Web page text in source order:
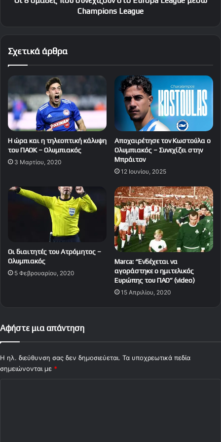
Champions League
Σχετικά άρθρα
H ώρα και η τηλεοπτική κάλυψη
του ΠΑΟΚ – Ολυμπιακός
3 Μαρτίου, 2020
Αποχαιρέτησε τον Κωστούλα ο
Ολυμπιακός – Συνεχίζει στην
Μπράιτον
12 Ιουνίου, 2025
Oι διαιτητές του Ατρόμητος –
Ολυμπιακός
5 Φεβρουαρίου, 2020
Marca: “Ενδέχεται να
αγοράστηκε ο ημιτελικός
Ευρώπης του ΠΑΟ” (video)
15 Απριλίου, 2020
Αφήστε μια απάντηση
Η ηλ. διεύθυνση σας δεν δημοσιεύεται. Τα υποχρεωτικά πεδία
σημειώνονται με *